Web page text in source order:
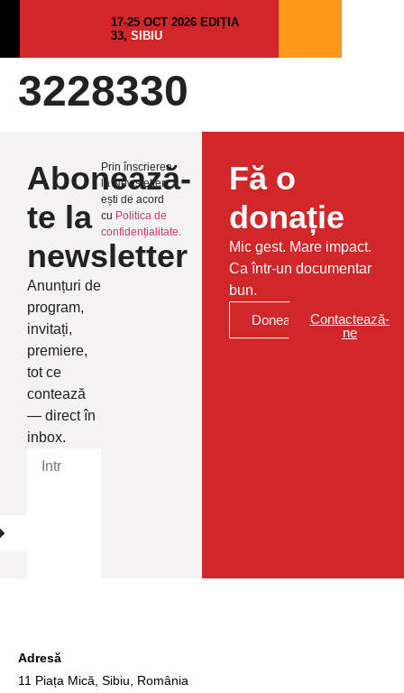
17-25 OCT 2026 EDIȚIA
33, SIBIU
3228330
Abonează-
te la
newsletter
Anunțuri de
program,
invitați,
premiere,
tot ce
contează
— direct în
inbox.
Prin înscrierea
la Newsletter
ești de acord
cu Politica de
confidențialitate.
Fă o
donație
Mic gest. Mare impact.
Ca într-un documentar
bun.
Donează
Contactează-
ne
Adresă
11 Piața Mică, Sibiu, România